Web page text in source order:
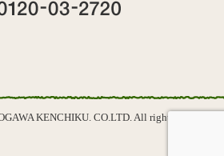
KENCHIKU. CO.LTD. All rights reserved.